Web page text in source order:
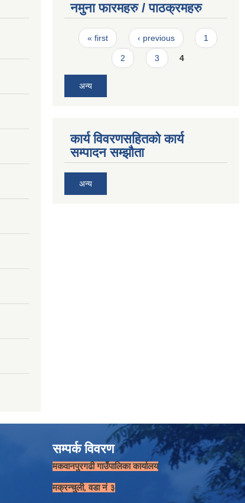
नमुना फारमहरु / पाठक्रमहरु
Pages
« first ‹ previous 1
2 3 4
अन्य
कार्य विवरणसहितको कार्य
सम्पादन सम्झौता
अन्य
सम्पर्क विवरण
मकवानपुरगढी गाउँपालिका कार्यालय
मक्रन्चुली, वडा नं ३